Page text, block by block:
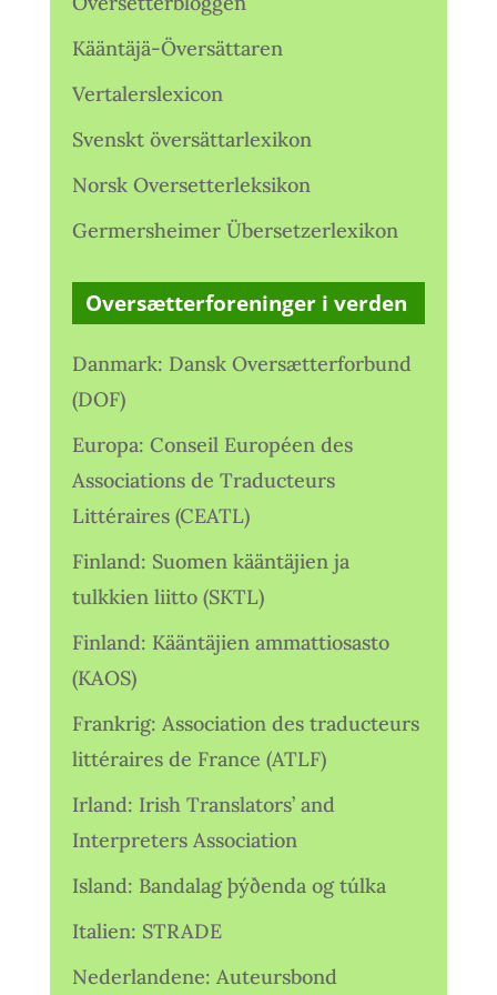
Kääntäjä-Översättaren
Vertalerslexicon
Svenskt översättarlexikon
Norsk Oversetterleksikon
Germersheimer Übersetzerlexikon
Oversætterforeninger i verden
Danmark: Dansk Oversætterforbund
(DOF)
Europa: Conseil Européen des
Associations de Traducteurs
Littéraires (CEATL)
Finland: Suomen kääntäjien ja
tulkkien liitto (SKTL)
Finland: Kääntäjien ammattiosasto
(KAOS)
Frankrig: Association des traducteurs
littéraires de France (ATLF)
Irland: Irish Translators’ and
Interpreters Association
Island: Bandalag þýðenda og túlka
Italien: STRADE
Nederlandene: Auteursbond